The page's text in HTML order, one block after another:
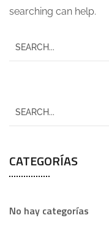
searching can help.
CATEGORÍAS
No hay categorías